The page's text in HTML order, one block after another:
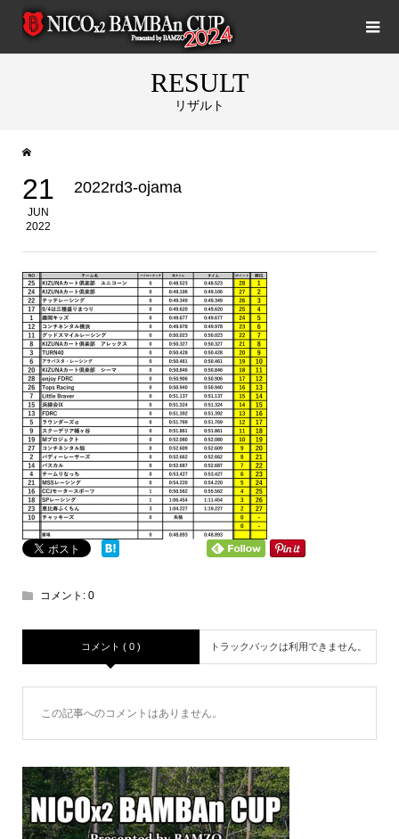
RESULT
リザルト
21
JUN
2022
2022rd3-ojama
コメント: 0
コメント ( 0 ) トラックバックは利用できません。
この記事へのコメントはありません。